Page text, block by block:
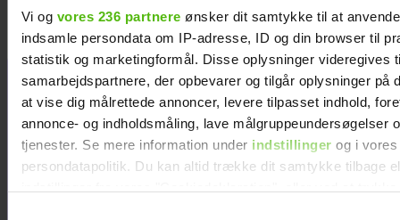
Vi og vores 236 partnere ønsker dit samtykke til at
indsamle persondata om IP-adresse, ID og din browser til
statistik og marketingformål. Disse oplysninger videregives
samarbejdspartnere, der opbevarer og tilgår oplysninger på
at vise dig målrettede annoncer, levere tilpasset indhold,
annonce- og indholdsmåling, lave målgruppeundersøgelser
tjenester. Se mere information under indstillinger og i vores
persondatapolitik. Du kan altid trække dit samtykke tilbage
Jeg valgte at
blive skilt fra
min mand - da
jeg en dag gik
forbi hans hus,
fik jeg et chok